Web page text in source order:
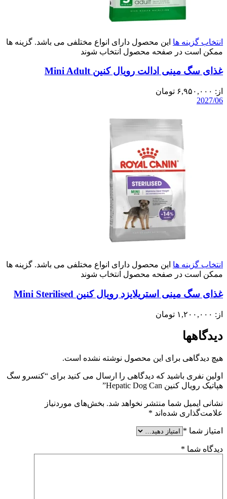
انتخاب گزینه ها این محصول دارای انواع مختلفی می باشد. گزینه ها
ممکن است در صفحه محصول انتخاب شوند
غذای سگ مینی ادالت رویال کنین Mini Adult
از: ۶,۹۵۰,۰۰۰ تومان
2027/06
انتخاب گزینه ها این محصول دارای انواع مختلفی می باشد. گزینه ها
ممکن است در صفحه محصول انتخاب شوند
غذای سگ مینی استریلایزد رویال کنین Mini Sterilised
از: ۱,۲۰۰,۰۰۰ تومان
دیدگاهها
هیچ دیدگاهی برای این محصول نوشته نشده است.
اولین نفری باشید که دیدگاهی را ارسال می کنید برای “کنسرو سگ
هپاتیک رویال کنین Hepatic Dog Can”
نشانی ایمیل شما منتشر نخواهد شد. بخش‌های موردنیاز
علامت‌گذاری شده‌اند *
امتیاز شما *
دیدگاه شما *